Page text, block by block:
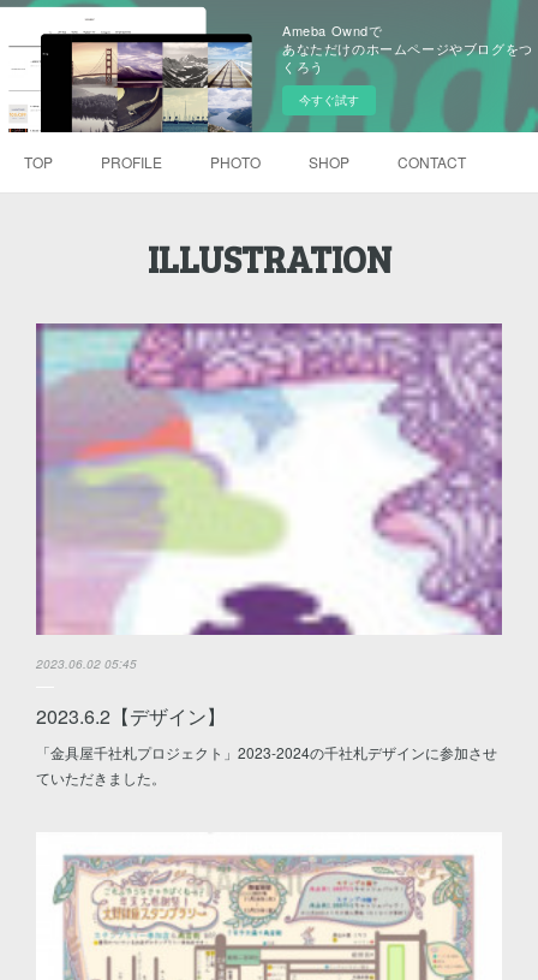
Ameba Owndで
あなただけのホームページやブログをつ
くろう
今すぐ試す
TOP PROFILE PHOTO SHOP CONTACT
ILLUSTRATION
2023.06.02 05:45
2023.6.2【デザイン】
「金具屋千社札プロジェクト」2023-2024の千社札デザインに参加させ
ていただきました。